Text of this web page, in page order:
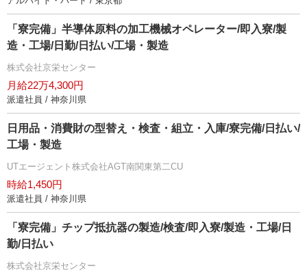
「寮完備」半導体原料の加工機械オペレーター/即入寮/製
造・工場/日勤/日払い/工場・製造
株式会社京栄センター
月給22万4,300円
派遣社員 / 神奈川県
日用品・消費財の型替え・検査・組立・入庫/寮完備/日払い/
工場・製造
UTエージェント株式会社AGT南関東第二CU
時給1,450円
派遣社員 / 神奈川県
「寮完備」チップ抵抗器の製造/検査/即入寮/製造・工場/日
勤/日払い
株式会社京栄センター